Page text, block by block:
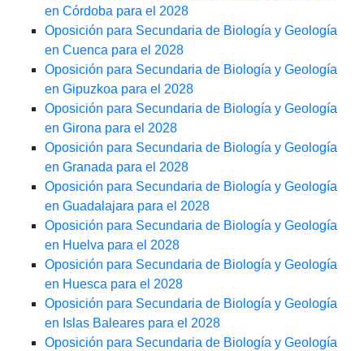
en Córdoba para el 2028
Oposición para Secundaria de Biología y Geología
en Cuenca para el 2028
Oposición para Secundaria de Biología y Geología
en Gipuzkoa para el 2028
Oposición para Secundaria de Biología y Geología
en Girona para el 2028
Oposición para Secundaria de Biología y Geología
en Granada para el 2028
Oposición para Secundaria de Biología y Geología
en Guadalajara para el 2028
Oposición para Secundaria de Biología y Geología
en Huelva para el 2028
Oposición para Secundaria de Biología y Geología
en Huesca para el 2028
Oposición para Secundaria de Biología y Geología
en Islas Baleares para el 2028
Oposición para Secundaria de Biología y Geología